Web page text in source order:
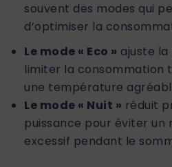
souvent des modes qui
d’optimiser la
Le mode « Eco » ajuste
limiter la consommation
une température
Le mode « Nuit » réduit
puissance pour éviter un
excessif pendant le